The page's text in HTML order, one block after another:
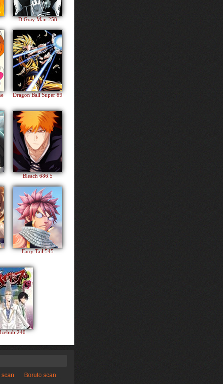
D Gray Man 258
Dragon Ball Super 89
Bleach 686.5
Fairy Tail 545
240
scan
Boruto scan